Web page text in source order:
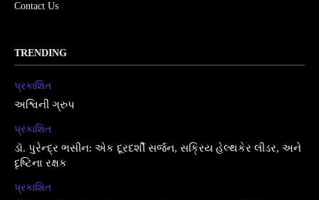
Contact Us
TRENDING
પ્રકાશિત
અશ્વિની ગ્રુપ
પ્રકાશિત
ડૉ. પુરેન્દ્ર ભસીન: એક દૂરદર્શી સર્જન, સક્રિય હેલ્થકેર લીડર, અને
દૃષ્ટિના રક્ષક
પ્રકાશિત